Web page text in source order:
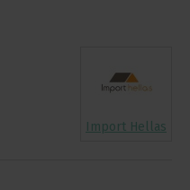
Import Hellas